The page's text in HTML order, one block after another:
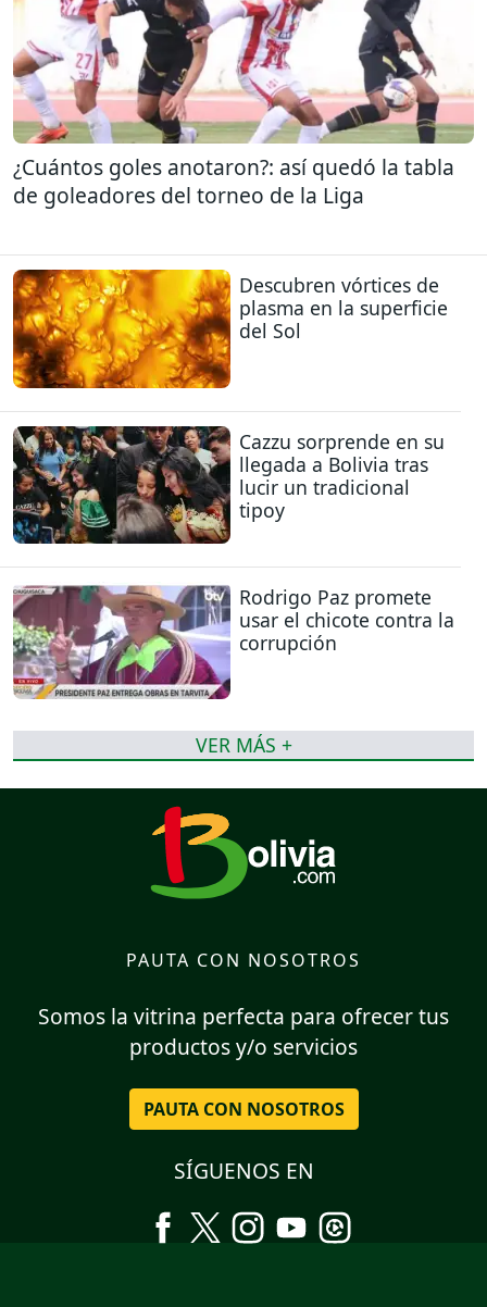
¿Cuántos goles anotaron?: así quedó la tabla
de goleadores del torneo de la Liga
Descubren vórtices de
plasma en la superficie
del Sol
Cazzu sorprende en su
llegada a Bolivia tras
lucir un tradicional
tipoy
Rodrigo Paz promete
usar el chicote contra la
corrupción
VER MÁS +
PAUTA CON NOSOTROS
Somos la vitrina perfecta para ofrecer tus
productos y/o servicios
PAUTA CON NOSOTROS
SÍGUENOS EN